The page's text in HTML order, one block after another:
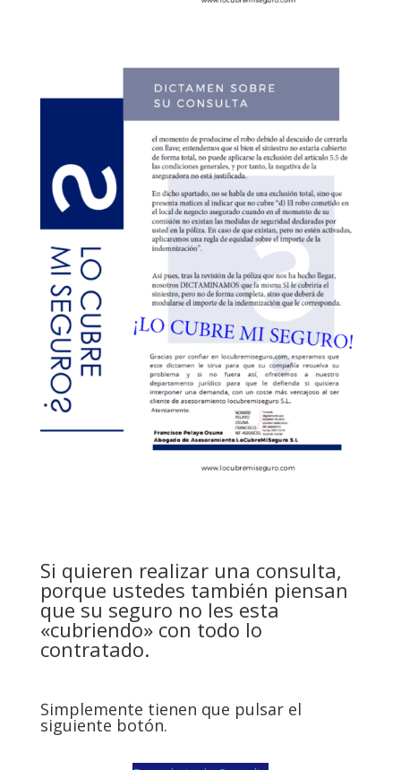
Si quieren realizar una consulta,
porque ustedes también piensan
que su seguro no les esta
«cubriendo» con todo lo
contratado.
Simplemente tienen que pulsar el
siguiente botón.